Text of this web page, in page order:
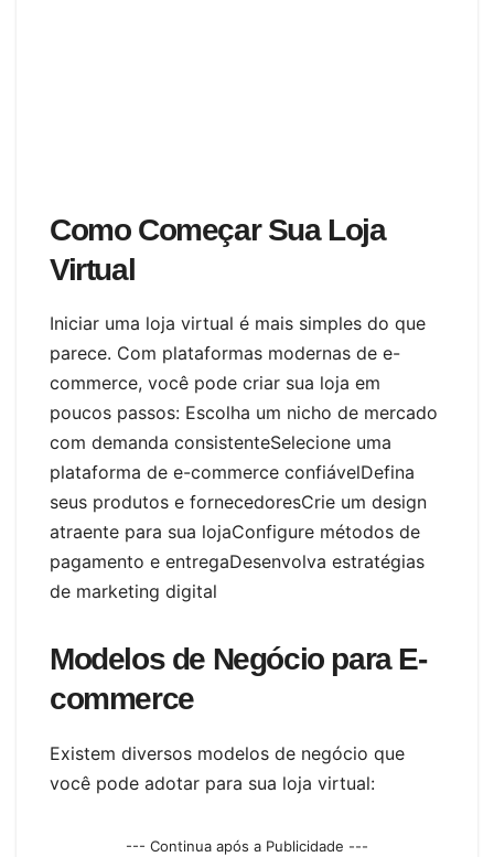
Como Começar Sua Loja
Virtual
Iniciar uma loja virtual é mais simples do que
parece. Com plataformas modernas de e-
commerce, você pode criar sua loja em
poucos passos: Escolha um nicho de mercado
com demanda consistenteSelecione uma
plataforma de e-commerce confiávelDefina
seus produtos e fornecedoresCrie um design
atraente para sua lojaConfigure métodos de
pagamento e entregaDesenvolva estratégias
de marketing digital
Modelos de Negócio para E-
commerce
Existem diversos modelos de negócio que
você pode adotar para sua loja virtual:
--- Continua após a Publicidade ---